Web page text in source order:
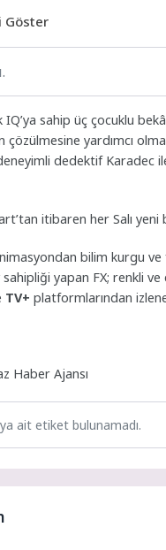
Göster
sahip üç çocuklu
yardımcı
dedektif Karadec
itibaren her Salı
bilim kurgu
yapan FX; renkli ve
TV+platformlarından
Haber Ajansı
ait etiket bulunamadı.